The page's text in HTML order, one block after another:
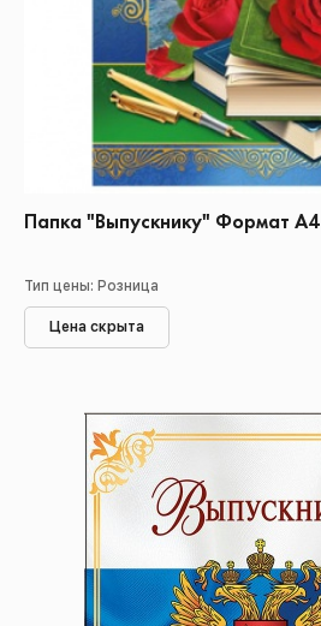
Папка "Выпускнику" Формат А4
Тип цены: Розница
Цена скрыта